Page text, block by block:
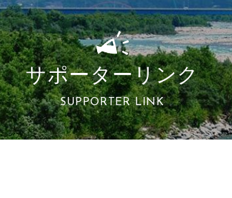
こ？ フォトギャラリー
イベントカレンダー
CATEGORY
観る・遊ぶ 食べる 買う・お土産
宿泊施設
イチオシ商品
サポーターリンク
SUPPORTER LINK